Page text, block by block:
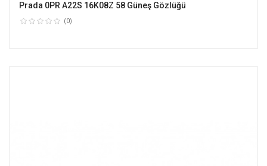
Prada 0PR A22S 16K08Z 58 Güneş Gözlüğü
(0)